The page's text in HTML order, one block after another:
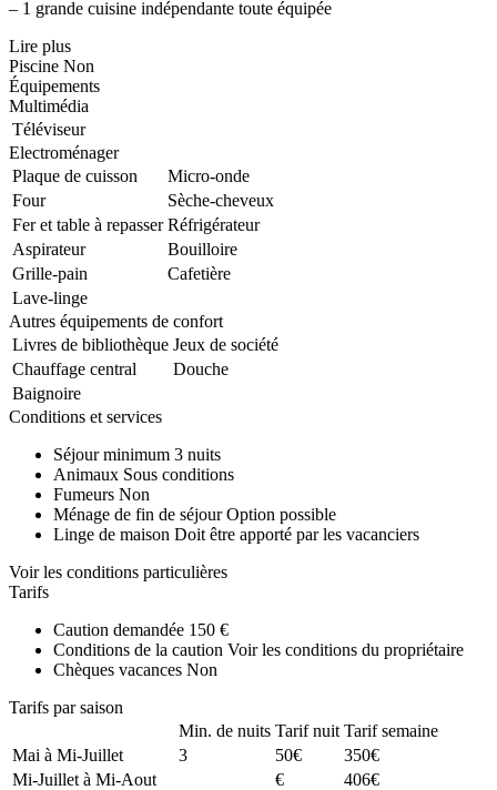
– 1 grande cuisine indépendante toute équipée
Lire plus
Piscine Non
Équipements
Multimédia
Téléviseur
Electroménager
Plaque de cuisson
Micro-onde
Four
Sèche-cheveux
Fer et table à repasser Réfrigérateur
Aspirateur
Bouilloire
Grille-pain
Cafetière
Lave-linge
Autres équipements de confort
Livres de bibliothèque Jeux de société
Chauffage central
Douche
Baignoire
Conditions et services
Séjour minimum 3 nuits
Animaux Sous conditions
Fumeurs Non
Ménage de fin de séjour Option possible
Linge de maison Doit être apporté par les vacanciers
Voir les conditions particulières
Tarifs
Caution demandée 150 €
Conditions de la caution Voir les conditions du propriétaire
Chèques vacances Non
Tarifs par saison
Min. de nuits Tarif nuit Tarif semaine
Mai à Mi-Juillet
3 50€
350€
Mi-Juillet à Mi-Aout
€ 406€